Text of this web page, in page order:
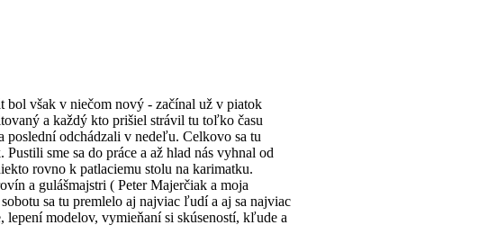
bol však v niečom nový - začínal už v piatok
a každý kto prišiel strávil tu toľko času
odchádzali v nedeľu. Celkovo sa tu
sme sa do práce a až hlad nás vyhnal od
rovno k patlaciemu stolu na karimatku.
a gulášmajstri ( Peter Majerčiak a moja
sa tu premlelo aj najviac ľudí a aj sa najviac
modelov, vymieňaní si skúseností, kľude a